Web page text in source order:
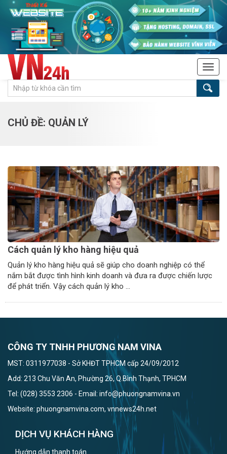
CHỦ ĐỀ: QUẢN LÝ
Cách quản lý kho hàng hiệu quả
Quản lý kho hàng hiệu quả sẽ giúp cho doanh nghiệp có thể
nắm bắt được tình hình kinh doanh và đưa ra được chiến lược
để phát triển. Vậy cách quản lý kho ...
CÔNG TY TNHH PHƯƠNG NAM VINA
MST: 0311977038 - Sở KHĐT TPHCM cấp 24/09/2012
Add: 213 Chu Văn An, Phường 26, Q.Bình Thạnh, TPHCM
Tel: (028) 3553 2306 - Email: info@phuongnamvina.vn
Website: phuongnamvina.com, vnnews24h.net
DỊCH VỤ KHÁCH HÀNG
Hướng dẫn thanh toán